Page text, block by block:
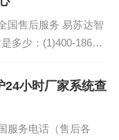
国售后服务 易苏达智
多少：(1)400-1865-
24小时厂家系统查
服务电话（售后各